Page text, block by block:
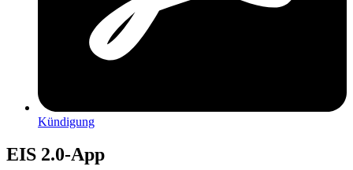
Kündigung
EIS 2.0-App